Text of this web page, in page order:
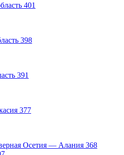
401
398
391
377
Осетия — Алания 368